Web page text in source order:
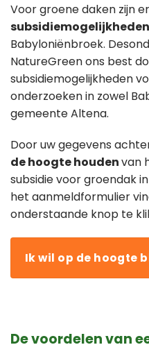
Voor groene daken zijn
subsidiemogelijkheden
Babyloniënbroek.
NatureGreen ons best
subsidiemogelijkheden
onderzoeken in zowel
gemeente Altena.
Door uw gegevens
de hoogte houdenvan
subsidie voor groendak
het aanmeldformulier
onderstaande knop te
Ik wil op de hoogte
De voordelen van